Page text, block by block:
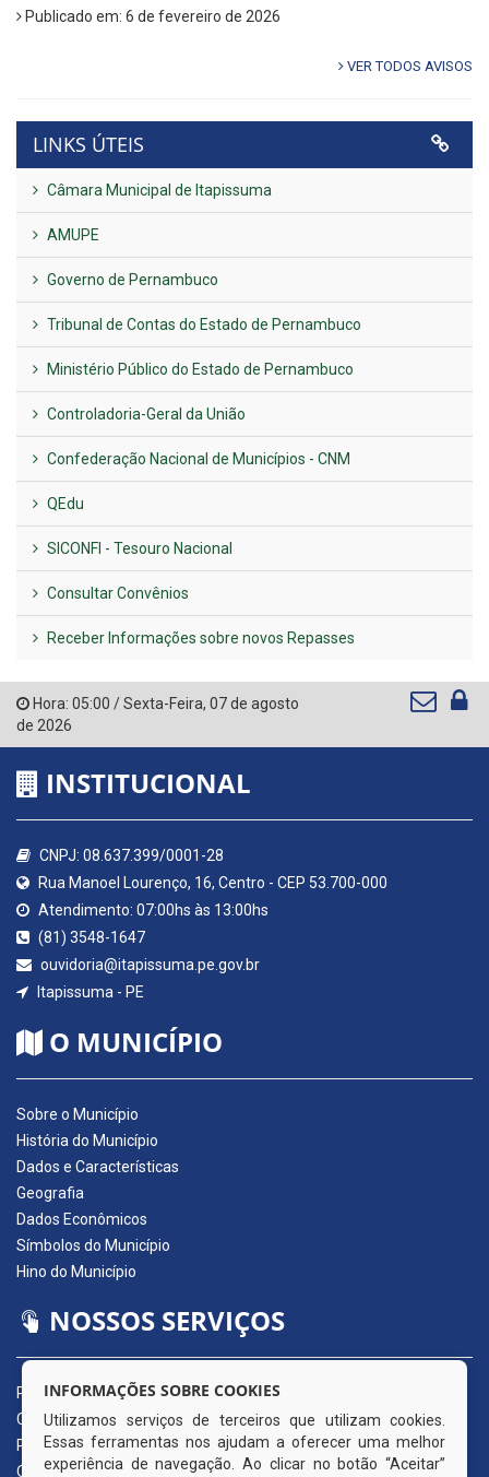
Publicado em: 6 de fevereiro de 2026
VER TODOS AVISOS
LINKS ÚTEIS
Câmara Municipal de Itapissuma
AMUPE
Governo de Pernambuco
Tribunal de Contas do Estado de Pernambuco
Ministério Público do Estado de Pernambuco
Controladoria-Geral da União
Confederação Nacional de Municípios - CNM
QEdu
SICONFI - Tesouro Nacional
Consultar Convênios
Receber Informações sobre novos Repasses
Hora: 05:00 /Sexta-Feira, 07 de agosto
de 2026
INSTITUCIONAL
CNPJ: 08.637.399/0001-28
Rua Manoel Lourenço, 16, Centro - CEP 53.700-000
Atendimento: 07:00hs às 13:00hs
(81) 3548-1647
ouvidoria@itapissuma.pe.gov.br
Itapissuma - PE
O MUNICÍPIO
Sobre o Município
História do Município
Dados e Características
Geografia
Dados Econômicos
Símbolos do Município
Hino do Município
NOSSOS SERVIÇOS
Portal da Transparência
Carta de Serviços ao Usuário
Pedido de Acesso à Informação (e-SIC)
Ouvidoria Municipal
INFORMAÇÕES SOBRE COOKIES
Utilizamos serviços de terceiros que utilizam cookies.
Essas ferramentas nos ajudam a oferecer uma melhor
experiência de navegação. Ao clicar no botão “Aceitar”